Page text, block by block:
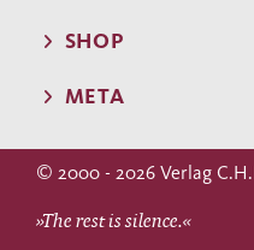
SHOP
META
© 2000 - 2026 Verlag
»The rest is silence.«